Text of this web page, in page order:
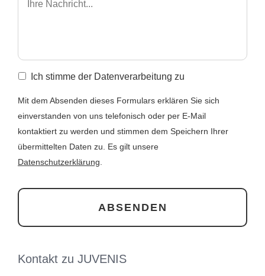
Ich stimme der Datenverarbeitung zu
Mit dem Absenden dieses Formulars erklären Sie sich
einverstanden von uns telefonisch oder per E-Mail
kontaktiert zu werden und stimmen dem Speichern Ihrer
übermittelten Daten zu. Es gilt unsere
Datenschutzerklärung
Kontakt zu JUVENIS